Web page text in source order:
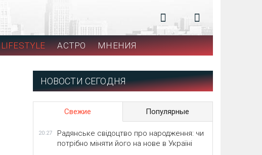
LIFESTYLE АСТРО МНЕНИЯ
НОВОСТИ СЕГОДНЯ
Свежие Популярные
20:27
Радянське свідоцтво про народження: чи
потрібно міняти його на нове в Україні